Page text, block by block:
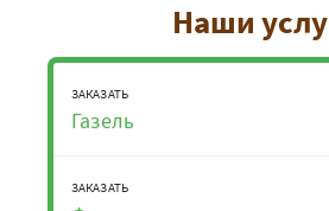
Наши
ЗАКАЗАТЬ
Газель
ЗАКАЗАТЬ